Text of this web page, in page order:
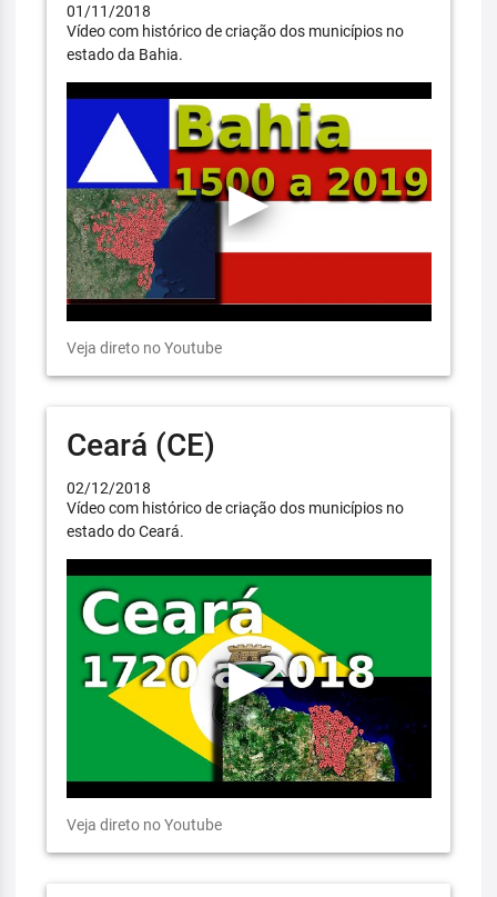
01/11/2018
Vídeo com histórico de criação dos municípios no
estado da Bahia.
Veja direto no Youtube
Ceará (CE)
02/12/2018
Vídeo com histórico de criação dos municípios no
estado do Ceará.
Veja direto no Youtube